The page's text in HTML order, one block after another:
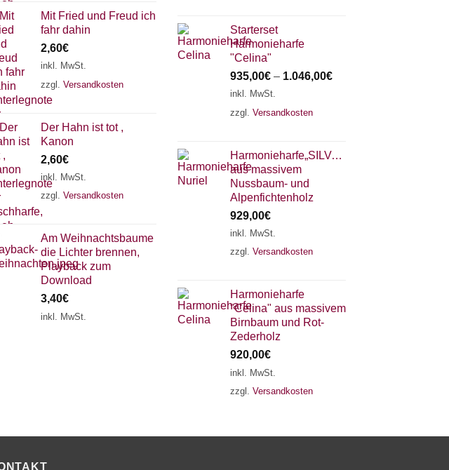
Mit Fried und Freud ich
fahr dahin
2,60€
inkl. MwSt.
zzgl. Versandkosten
Der Hahn ist tot ,
Kanon
2,60€
inkl. MwSt.
zzgl. Versandkosten
Am Weihnachtsbaume
die Lichter brennen,
Playback zum
Download
3,40€
inkl. MwSt.
Starterset
Harmonieharfe
"Celina"
935,00€ – 1.046,00€
inkl. MwSt.
zzgl. Versandkosten
Harmonieharfe„SILVANA"
aus massivem
Nussbaum- und
Alpenfichtenholz
929,00€
inkl. MwSt.
zzgl. Versandkosten
Harmonieharfe
"Celina" aus massivem
Birnbaum und Rot-
Zederholz
920,00€
inkl. MwSt.
zzgl. Versandkosten
18 SAITEN 21 SAITEN 25 SAITEN
AKKORDZITHER